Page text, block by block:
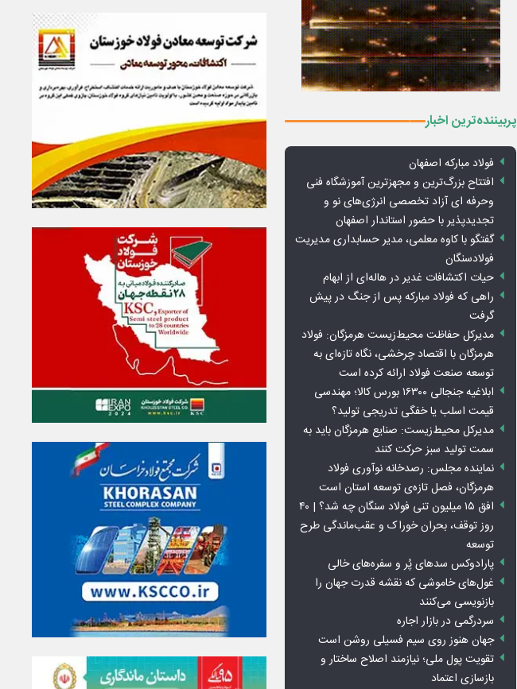
پربیننده‌ترین اخبار
فولاد مبارکه اصفهان
افتتاح بزرگ‌ترین و مجهزترین آموزشگاه فنی
وحرفه ای آزاد تخصصی انرژی‌های نو و
تجدیدپذیر با حضور استاندار اصفهان
گفتگو با کاوه معلمی، مدیر حسابداری مدیریت
فولادسنگان
حیات اکتشافات غدیر در هاله‌ای از ابهام
راهی که فولاد مبارکه پس از جنگ در پیش
گرفت
مدیرکل حفاظت محیط‌زیست هرمزگان: فولاد
هرمزگان با اقتصاد چرخشی، نگاه تازه‌ای به
توسعه صنعت فولاد ارائه کرده است
ابلاغیه جنجالی ۱۶۳۰۰ بورس کالا؛ مهندسی
قیمت اسلب یا خفگی تدریجی تولید؟
مدیرکل محیط‌زیست: صنایع هرمزگان باید به
سمت تولید سبز حرکت کنند
نماینده مجلس: رصدخانه نوآوری فولاد
هرمزگان، فصل تازه‌ی توسعه استان است
افق ۱۵ میلیون تنی فولاد سنگان چه شد؟ | ۴۰
روز توقف، بحران خوراک و عقب‌ماندگی طرح
توسعه
پارادوکس سدهای پُر و سفره‌های خالی
غول‌های خاموشی که نقشه قدرت جهان را
بازنویسی می‌کنند
سردرگمی در بازار اجاره
جهان هنوز روی سیم فسیلی روشن است
تقویت پول ملی؛ نیازمند اصلاح ساختار و
بازسازی اعتماد